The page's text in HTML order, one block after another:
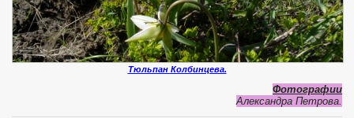
Тюльпан Колбинцева.
Фотографии
Александра Петрова.